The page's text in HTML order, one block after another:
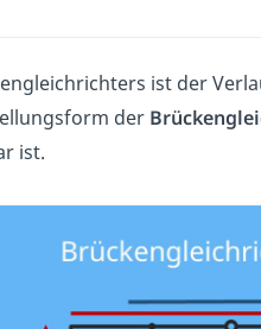
ist der
der
ist.